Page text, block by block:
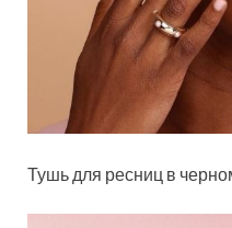
Тушь для ресниц в